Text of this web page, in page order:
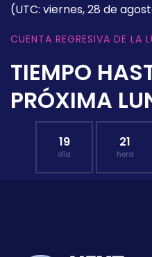
(UTC: viernes, 28 de
CUENTA REGRESIVA DE LA
TIEMPO
PRÓXIMA
19
día
21
hora